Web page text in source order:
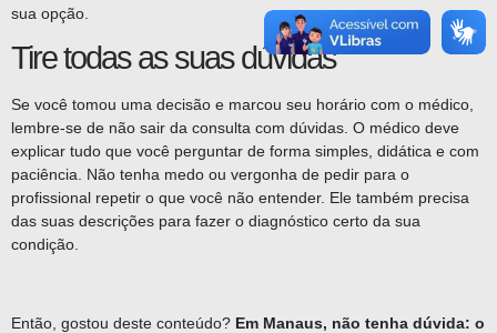
sua opção.
Tire todas as suas dúvidas
Se você tomou uma decisão e marcou seu horário com o médico,
lembre-se de não sair da consulta com dúvidas. O médico deve
explicar tudo que você perguntar de forma simples, didática e com
paciência. Não tenha medo ou vergonha de pedir para o
profissional repetir o que você não entender. Ele também precisa
das suas descrições para fazer o diagnóstico certo da sua
condição.
Então, gostou deste conteúdo? Em Manaus, não tenha dúvida: o